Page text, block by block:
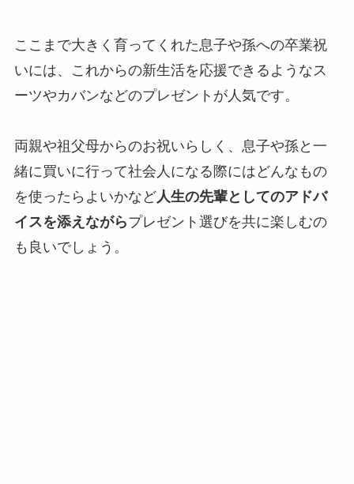
ここまで大きく育ってくれた息子や孫への卒業祝
いには、これからの新生活を応援できるようなス
ーツやカバンなどのプレゼントが人気です。
両親や祖父母からのお祝いらしく、息子や孫と一
緒に買いに行って社会人になる際にはどんなもの
を使ったらよいかなど人生の先輩としてのアドバ
イスを添えながらプレゼント選びを共に楽しむの
も良いでしょう。